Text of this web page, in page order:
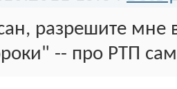
разрешите мне
-- про РТП